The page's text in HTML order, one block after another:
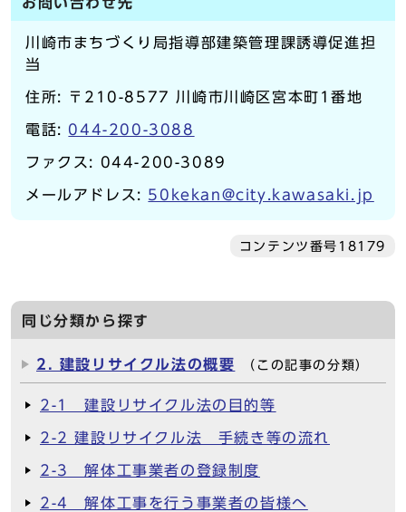
川崎市まちづくり局指導部建築管理課誘導促進担
当
住所: 〒210-8577 川崎市川崎区宮本町1番地
電話: 044-200-3088
ファクス: 044-200-3089
メールアドレス: 50kekan@city.kawasaki.jp
コンテンツ番号18179
同じ分類から探す
2. 建設リサイクル法の概要 （この記事の分類）
2-1 建設リサイクル法の目的等
2-2 建設リサイクル法 手続き等の流れ
2-3 解体工事業者の登録制度
2-4 解体工事を行う事業者の皆様へ